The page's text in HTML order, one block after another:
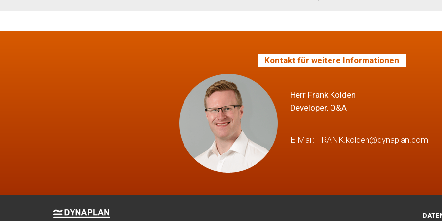
Kontakt für weitere Informationen
Herr Frank Kolden
Developer, Q&A
E-Mail: FRANK.kolden@dynaplan.com